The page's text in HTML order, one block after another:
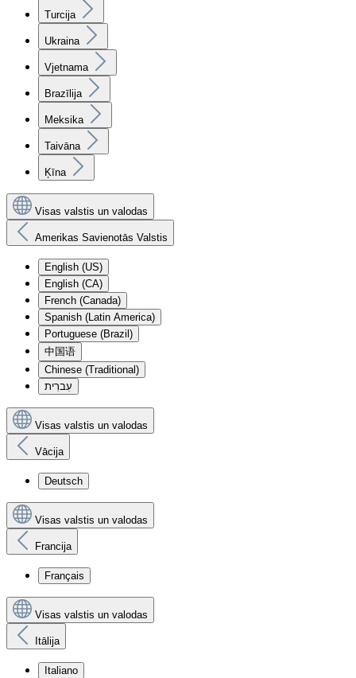
Turcija
Ukraina
Vjetnama
Brazīlija
Meksika
Taivāna
Ķīna
Visas valstis un valodas
Amerikas Savienotās Valstis
English (US)
English (CA)
French (Canada)
Spanish (Latin America)
Portuguese (Brazil)
中国语
Chinese (Traditional)
עִברִית
Visas valstis un valodas
Vācija
Deutsch
Visas valstis un valodas
Francija
Français
Visas valstis un valodas
Itālija
Italiano